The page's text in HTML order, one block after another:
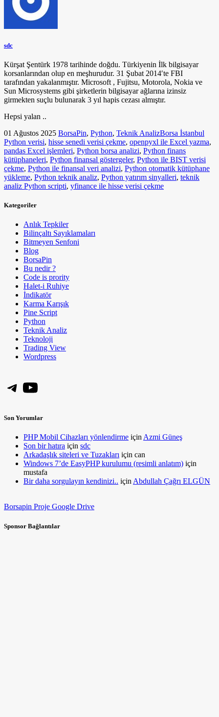
sdc
Kürşat Şentürk 1978 tarihinde doğdu. Türkiyenin İlk bilgisayar
korsanlarından olup en meşhurudur. 31 Şubat 2014′te FBI
tarafından yakalanmıştır. Microsoft , Fujitsu, Motorola, Nokia ve
Sun Microsystems gibi şirketlerin bilgisayar ağlarına izinsiz
girmekten suçlu bulunarak 3 yıl hapis cezası almıştır.
Hepsi yalan ..
01 Ağustos 2025 BorsaPin, Python, Teknik AnalizBorsa İstanbul
Python verisi, hisse senedi verisi çekme, openpyxl ile Excel yazma,
pandas Excel işlemleri, Python borsa analizi, Python finans
kütüphaneleri, Python finansal göstergeler, Python ile BIST verisi
çekme, Python ile finansal veri analizi, Python otomatik kütüphane
yükleme, Python teknik analiz, Python yatırım sinyalleri, teknik
analiz Python scripti, yfinance ile hisse verisi çekme
Kategoriler
Anlık Tepkiler
Bilinçaltı Sayıklamaları
Bitmeyen Senfoni
Blog
BorsaPin
Bu nedir ?
Code is prority
Halet-i Ruhiye
İndikatör
Karma Karışık
Pine Script
Python
Teknik Analiz
Teknoloji
Trading View
Wordpress
Telegram
YouTube
Son Yorumlar
PHP Mobil Cihazları yönlendirme içinAzmi Güneş
Son bir hatıra için sdc
Arkadaşlık siteleri ve Tuzakları için can
Windows 7’de EasyPHP kurulumu (resimli anlatım) için
mustafa
Bir daha sorgulayın kendinizi.. içinAbdullah Çağrı ELGÜN
Borsapin Proje Google Drive
Sponsor Bağlantılar